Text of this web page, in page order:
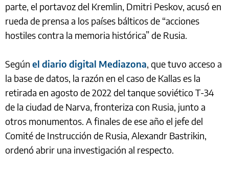
parte, el portavoz del Kremlin, Dmitri Peskov, acusó en
rueda de prensa a los países bálticos de “acciones
hostiles contra la memoria histórica” de Rusia.
Según el diario digital Mediazona, que tuvo acceso a
la base de datos, la razón en el caso de Kallas es la
retirada en agosto de 2022 del tanque soviético T-34
de la ciudad de Narva, fronteriza con Rusia, junto a
otros monumentos. A finales de ese año el jefe del
Comité de Instrucción de Rusia, Alexandr Bastrikin,
ordenó abrir una investigación al respecto.